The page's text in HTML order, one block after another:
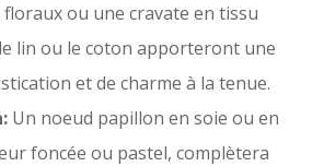
ou une cravate en tissu
lin ou le coton apporteront une
et de charme à la tenue.
Un noeud papillon en soie ou en
foncée ou pastel, complètera